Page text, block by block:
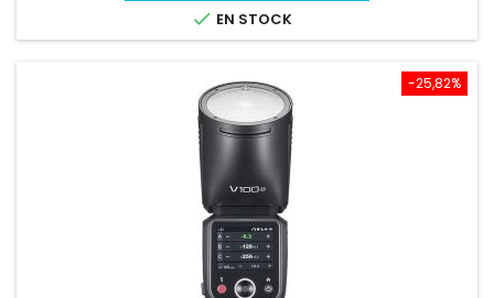
 EN STOCK
-25,82%